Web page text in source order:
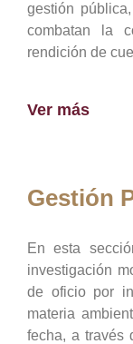
gestión
combatan la
rendición de
Ver más
Gestión
En esta
investigación
de oficio por
materia
fecha, a través